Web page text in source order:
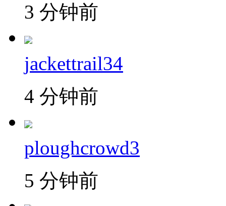
3 分钟前
jackettrail34
4 分钟前
ploughcrowd3
5 分钟前